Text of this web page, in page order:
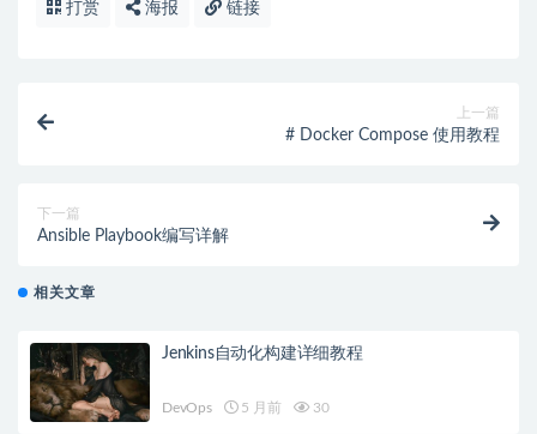
打赏 海报 链接
上一篇
# Docker Compose 使用教程
下一篇
Ansible Playbook编写详解
相关文章
Jenkins自动化构建详细教程
DevOps 5 月前 30